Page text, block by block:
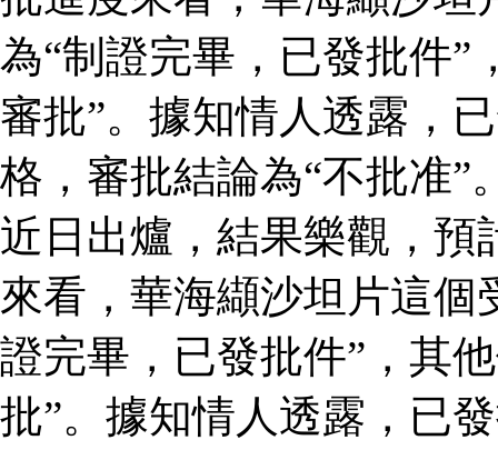
為“制證完畢，已發批件”
審批”。據知情人透露，
格，審批結論為“不批准”
近日出爐，結果樂觀，預
來看，華海纈沙坦片這個
證完畢，已發批件”，其
批”。據知情人透露，已